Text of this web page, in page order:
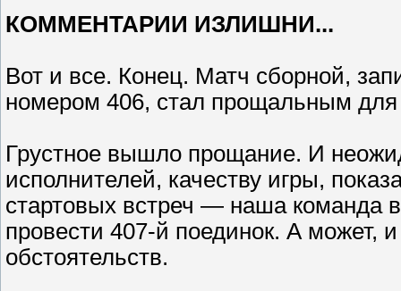
КОММЕНТАРИИ ИЗЛИШНИ...
Вот и все. Конец. Матч сборной,
номером 406, стал прощальным
Грустное вышло прощание. И
исполнителей, качеству игры,
стартовых встреч — наша команда
провести 407-й поединок. А может,
обстоятельств.